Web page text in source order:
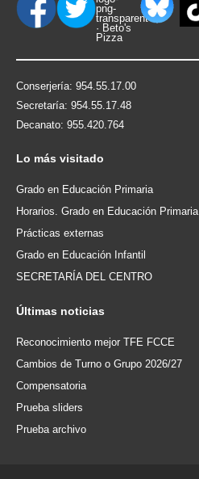
Conserjería: 954.55.17.00
Secretaría: 954.55.17.48
Decanato: 955.420.764
Lo más visitado
Grado en Educación Primaria
Horarios. Grado en Educación Primaria
Prácticas externas
Grado en Educación Infantil
SECRETARÍA DEL CENTRO
Últimas noticias
Reconocimiento mejor TFE FCCE
Cambios de Turno o Grupo 2026/27
Compensatoria
Prueba sliders
Prueba archivo